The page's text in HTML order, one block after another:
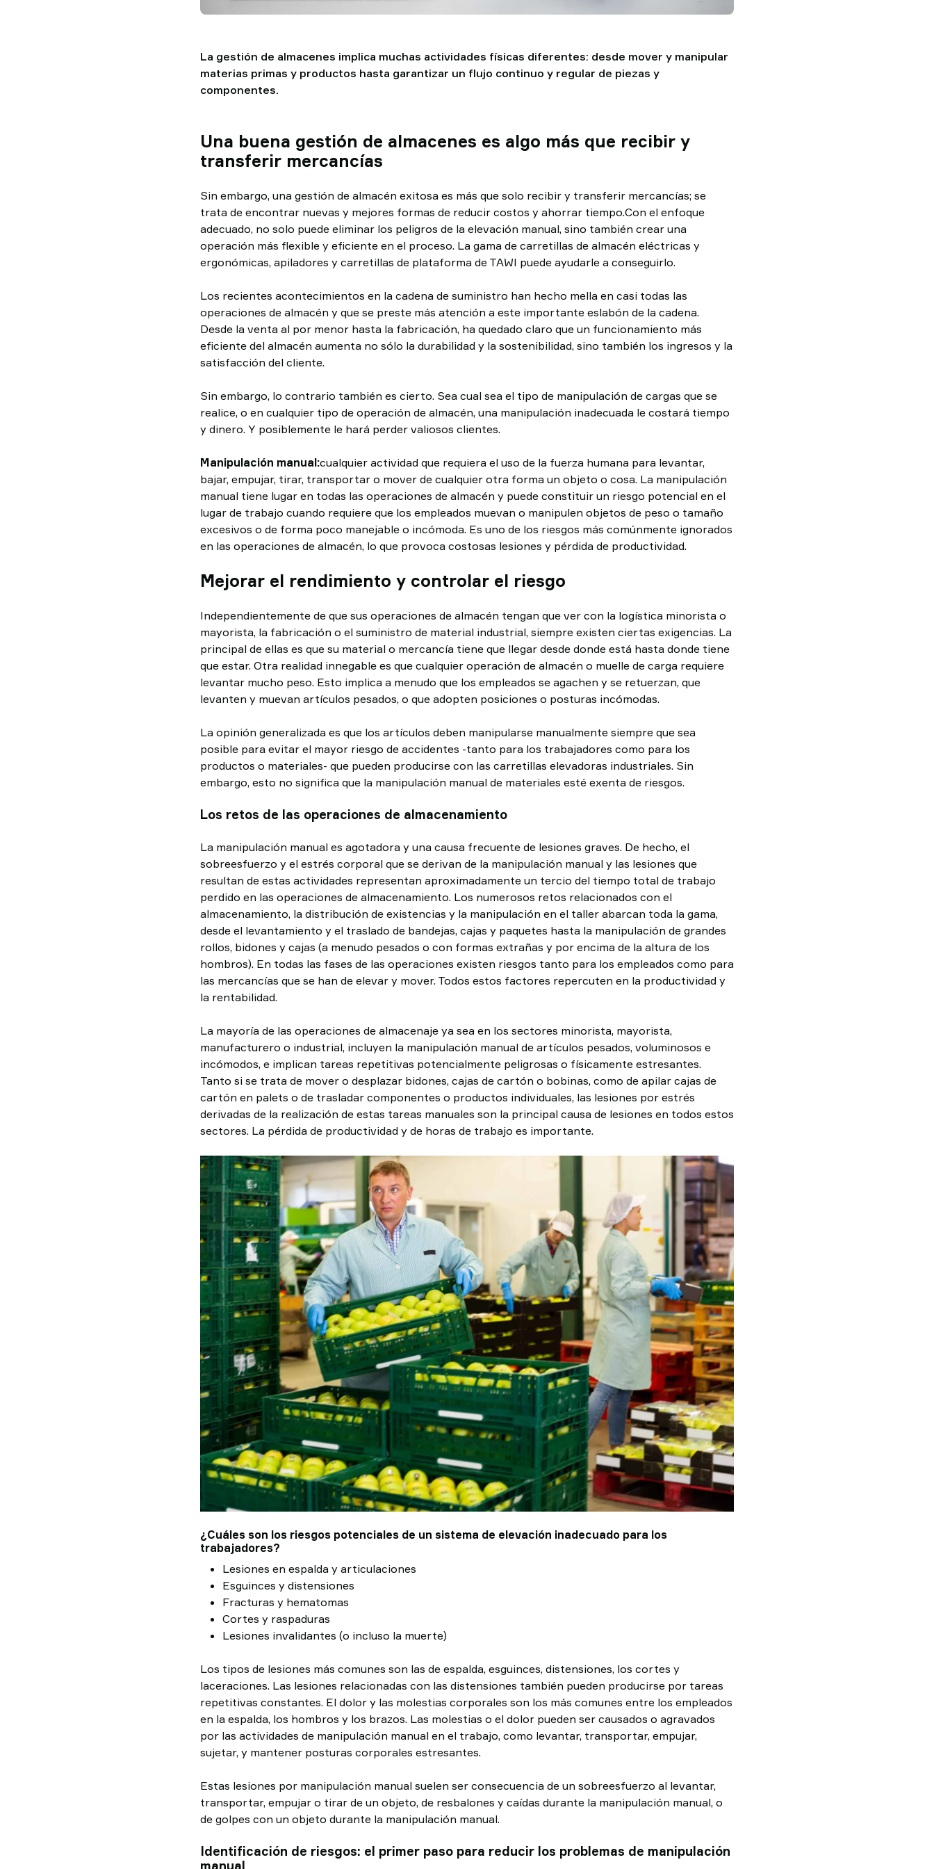
La gestión de almacenes implica muchas actividades físicas diferentes: desde mover y manipular
materias primas y productos hasta garantizar un flujo continuo y regular de piezas y
componentes.
Una buena gestión de almacenes es algo más que recibir y
transferir mercancías
Sin embargo, una gestión de almacén exitosa es más que solo recibir y transferir mercancías; se
trata de encontrar nuevas y mejores formas de reducir costos y ahorrar tiempo.Con el enfoque
adecuado, no solo puede eliminar los peligros de la elevación manual, sino también crear una
operación más flexible y eficiente en el proceso. La gama de carretillas de almacén eléctricas y
ergonómicas, apiladores y carretillas de plataforma de TAWI puede ayudarle a conseguirlo.
Los recientes acontecimientos en la cadena de suministro han hecho mella en casi todas las
operaciones de almacén y que se preste más atención a este importante eslabón de la cadena.
Desde la venta al por menor hasta la fabricación, ha quedado claro que un funcionamiento más
eficiente del almacén aumenta no sólo la durabilidad y la sostenibilidad, sino también los ingresos y la
satisfacción del cliente.
Sin embargo, lo contrario también es cierto. Sea cual sea el tipo de manipulación de cargas que se
realice, o en cualquier tipo de operación de almacén, una manipulación inadecuada le costará tiempo
y dinero. Y posiblemente le hará perder valiosos clientes.
Manipulación manual:cualquier actividad que requiera el uso de la fuerza humana para levantar,
bajar, empujar, tirar, transportar o mover de cualquier otra forma un objeto o cosa. La manipulación
manual tiene lugar en todas las operaciones de almacén y puede constituir un riesgo potencial en el
lugar de trabajo cuando requiere que los empleados muevan o manipulen objetos de peso o tamaño
excesivos o de forma poco manejable o incómoda. Es uno de los riesgos más comúnmente ignorados
en las operaciones de almacén, lo que provoca costosas lesiones y pérdida de productividad.
Mejorar el rendimiento y controlar el riesgo
Independientemente de que sus operaciones de almacén tengan que ver con la logística minorista o
mayorista, la fabricación o el suministro de material industrial, siempre existen ciertas exigencias. La
principal de ellas es que su material o mercancía tiene que llegar desde donde está hasta donde tiene
que estar. Otra realidad innegable es que cualquier operación de almacén o muelle de carga requiere
levantar mucho peso. Esto implica a menudo que los empleados se agachen y se retuerzan, que
levanten y muevan artículos pesados, o que adopten posiciones o posturas incómodas.
La opinión generalizada es que los artículos deben manipularse manualmente siempre que sea
posible para evitar el mayor riesgo de accidentes -tanto para los trabajadores como para los
productos o materiales- que pueden producirse con las carretillas elevadoras industriales. Sin
embargo, esto no significa que la manipulación manual de materiales esté exenta de riesgos.
Los retos de las operaciones de almacenamiento
La manipulación manual es agotadora y una causa frecuente de lesiones graves. De hecho, el
sobreesfuerzo y el estrés corporal que se derivan de la manipulación manual y las lesiones que
resultan de estas actividades representan aproximadamente un tercio del tiempo total de trabajo
perdido en las operaciones de almacenamiento. Los numerosos retos relacionados con el
almacenamiento, la distribución de existencias y la manipulación en el taller abarcan toda la gama,
desde el levantamiento y el traslado de bandejas, cajas y paquetes hasta la manipulación de grandes
rollos, bidones y cajas (a menudo pesados o con formas extrañas y por encima de la altura de los
hombros). En todas las fases de las operaciones existen riesgos tanto para los empleados como para
las mercancías que se han de elevar y mover. Todos estos factores repercuten en la productividad y
la rentabilidad.
La mayoría de las operaciones de almacenaje ya sea en los sectores minorista, mayorista,
manufacturero o industrial, incluyen la manipulación manual de artículos pesados, voluminosos e
incómodos, e implican tareas repetitivas potencialmente peligrosas o físicamente estresantes.
Tanto si se trata de mover o desplazar bidones, cajas de cartón o bobinas, como de apilar cajas de
cartón en palets o de trasladar componentes o productos individuales, las lesiones por estrés
derivadas de la realización de estas tareas manuales son la principal causa de lesiones en todos estos
sectores. La pérdida de productividad y de horas de trabajo es importante.
¿Cuáles son los riesgos potenciales de un sistema de elevación inadecuado para los
trabajadores?
Lesiones en espalda y articulaciones
Esguinces y distensiones
Fracturas y hematomas
Cortes y raspaduras
Lesiones invalidantes (o incluso la muerte)
Los tipos de lesiones más comunes son las de espalda, esguinces, distensiones, los cortes y
laceraciones. Las lesiones relacionadas con las distensiones también pueden producirse por tareas
repetitivas constantes. El dolor y las molestias corporales son los más comunes entre los empleados
en la espalda, los hombros y los brazos. Las molestias o el dolor pueden ser causados o agravados
por las actividades de manipulación manual en el trabajo, como levantar, transportar, empujar,
sujetar, y mantener posturas corporales estresantes.
Estas lesiones por manipulación manual suelen ser consecuencia de un sobreesfuerzo al levantar,
transportar, empujar o tirar de un objeto, de resbalones y caídas durante la manipulación manual, o
de golpes con un objeto durante la manipulación manual.
Identificación de riesgos: el primer paso para reducir los problemas de manipulación
manual